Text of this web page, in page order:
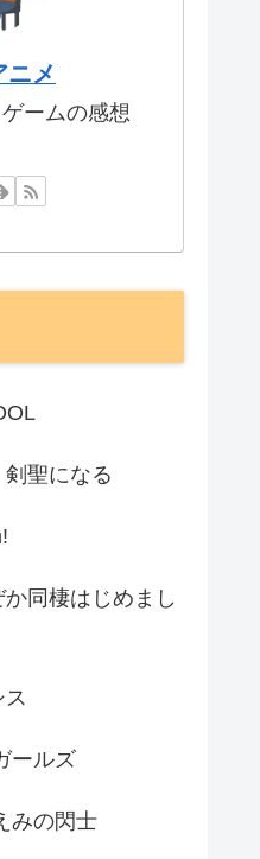
ニメ
ームの感想
聖になる
同棲はじめまし
ールズ
みの閃士